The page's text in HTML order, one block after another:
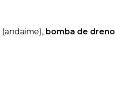
(andaime), bomba de dreno